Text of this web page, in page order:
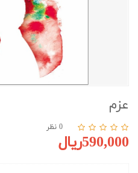
عزم
0 نظر
590,000ریال